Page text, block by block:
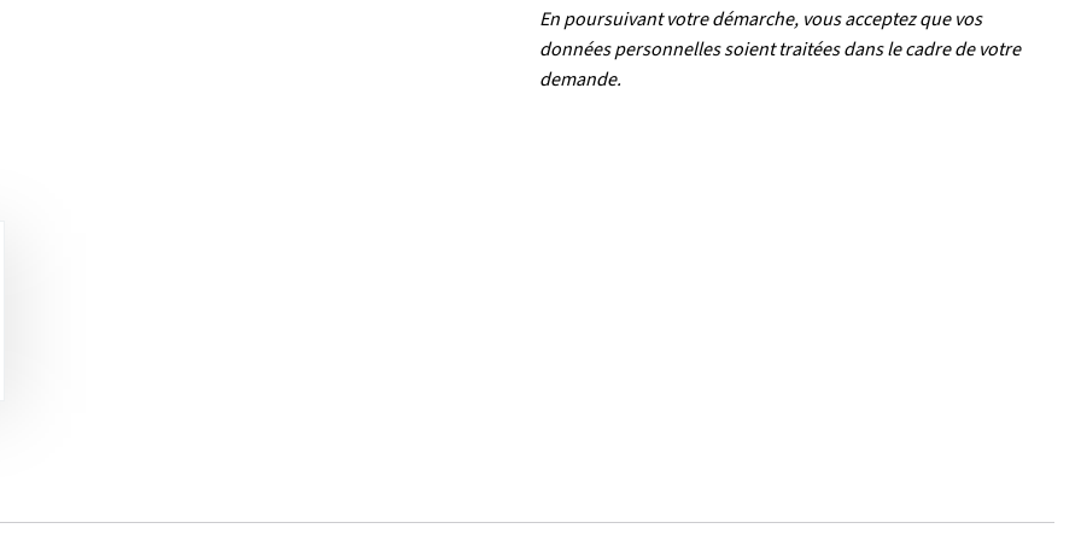
En poursuivant votre démarche, vous acceptez que vos
données personnelles soient traitées dans le cadre de votre
demande.